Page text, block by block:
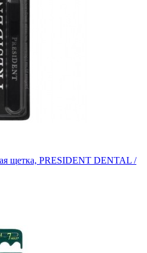
щетка, PRESIDENT DENTAL /